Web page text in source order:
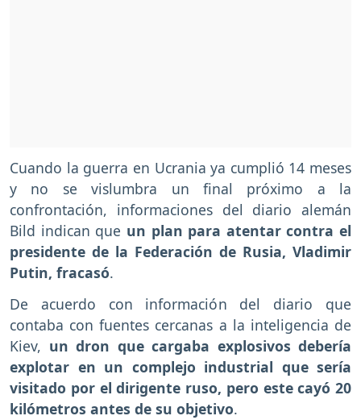
Cuando la guerra en Ucrania ya cumplió 14 meses
y no se vislumbra un final próximo a la
confrontación, informaciones del diario alemán
Bild indican que un plan para atentar contra el
presidente de la Federación de Rusia, Vladimir
Putin, fracasó.
De acuerdo con información del diario que
contaba con fuentes cercanas a la inteligencia de
Kiev, un dron que cargaba explosivos debería
explotar en un complejo industrial que sería
visitado por el dirigente ruso, pero este cayó 20
kilómetros antes de su objetivo.